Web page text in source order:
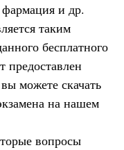
и др.
таким
бесплатного
предоставлен
можете скачать
на нашем
вопросы